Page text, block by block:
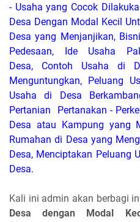
- Usaha yang Cocok
Desa Dengan Modal Kecil
Desa yang Menjanjikan,
Pedesaan, Ide Usaha
Desa, Contoh Usaha di
Menguntungkan, Peluang
Usaha di Desa
Pertanian Pertanakan -
Desa atau Kampung yang
Rumahan di Desa yang
Desa, Menciptakan Peluang
Desa.
Kali ini admin akan berbagi
Desa dengan Modal